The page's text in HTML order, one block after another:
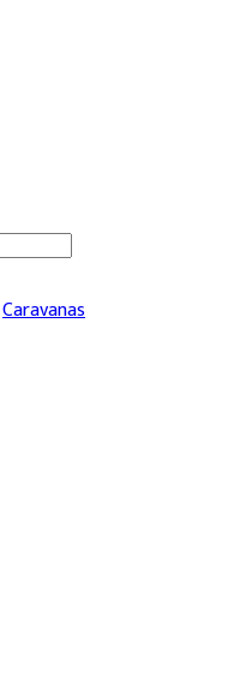
Caravanas